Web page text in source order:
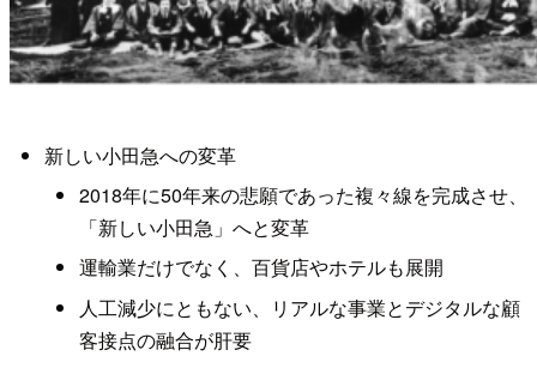
新しい小田急への変革
2018年に50年来の悲願であった複々線を完成させ、
「新しい小田急」へと変革
運輸業だけでなく、百貨店やホテルも展開
人工減少にともない、リアルな事業とデジタルな顧
客接点の融合が肝要